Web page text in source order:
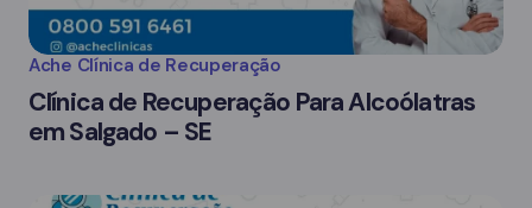
Ache Clínica de Recuperação
Clínica de Recuperação Para Alcoólatras
em Salgado – SE